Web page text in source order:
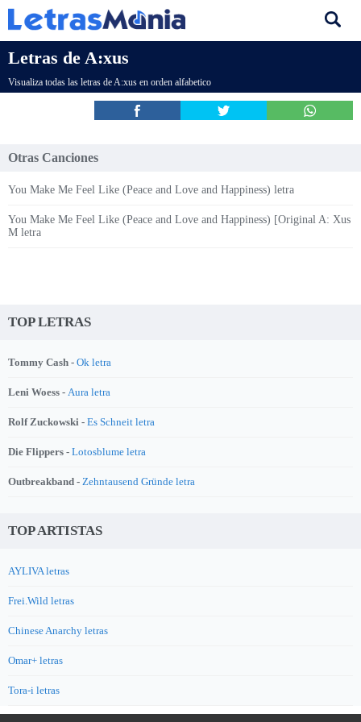
Letras de A:xus
Visualiza todas las letras de A:xus en orden alfabetico
Otras Canciones
You Make Me Feel Like (Peace and Love and Happiness) letra
You Make Me Feel Like (Peace and Love and Happiness) [Original A: Xus
M letra
TOP LETRAS
Tommy Cash - Ok letra
Leni Woess - Aura letra
Rolf Zuckowski - Es Schneit letra
Die Flippers - Lotosblume letra
Outbreakband - Zehntausend Gründe letra
TOP ARTISTAS
AYLIVA letras
Frei.Wild letras
Chinese Anarchy letras
Omar+ letras
Tora-i letras